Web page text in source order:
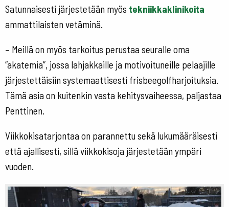
Satunnaisesti järjestetään myös tekniikkaklinikoita
ammattilaisten vetäminä.
– Meillä on myös tarkoitus perustaa seuralle oma
“akatemia”, jossa lahjakkaille ja motivoituneille pelaajille
järjestettäisiin systemaattisesti frisbeegolfharjoituksia.
Tämä asia on kuitenkin vasta kehitysvaiheessa, paljastaa
Penttinen.
Viikkokisatarjontaa on parannettu sekä lukumääräisesti
että ajallisesti, sillä viikkokisoja järjestetään ympäri
vuoden.